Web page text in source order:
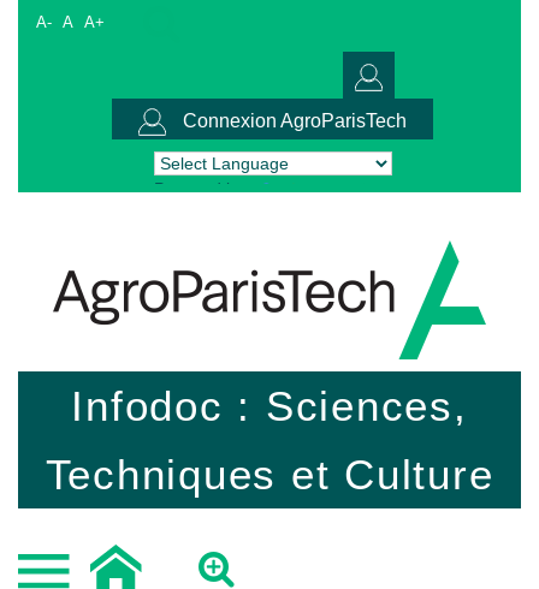
A- A A+
Connexion AgroParisTech
Powered by Translate
Infodoc : Sciences,
Techniques et Culture